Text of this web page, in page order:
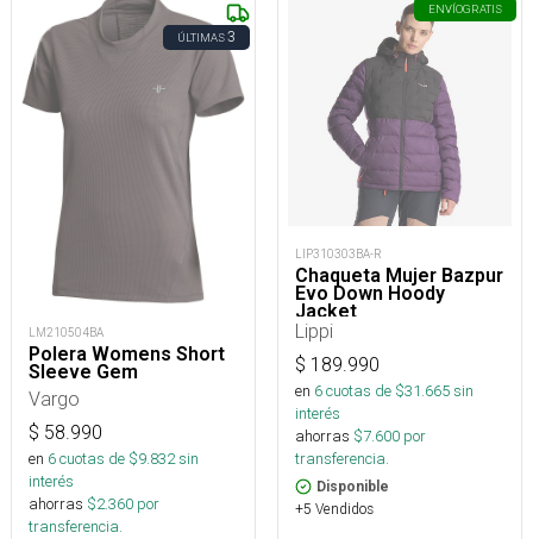
ÚLTIMAS3
LM210504BA
Polera Womens Short
Sleeve Gem
Vargo
$ 58.990
en 6cuotas de $9.832sin
interés
ahorras $2.360 por
transferencia.
ENVÍOGRATIS
LIP310303BA-R
Chaqueta Mujer Bazpur
Evo Down Hoody
Jacket
Lippi
$ 189.990
en 6cuotas de $31.665sin
interés
ahorras $7.600 por
transferencia.
Disponible
+5 Vendidos